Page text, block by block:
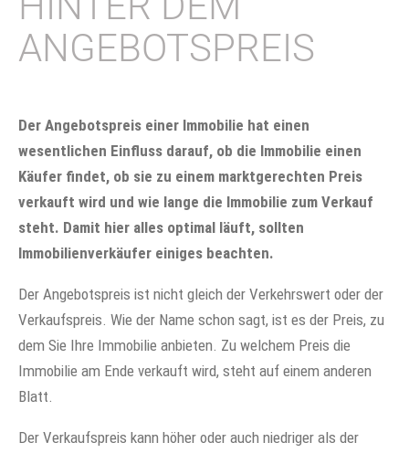
ANGEBOTSPREIS
Der Angebotspreis einer Immobilie hat einen
wesentlichen Einfluss darauf, ob die Immobilie einen
Käufer findet, ob sie zu einem marktgerechten Preis
verkauft wird und wie lange die Immobilie zum Verkauf
steht. Damit hier alles optimal läuft, sollten
Immobilienverkäufer einiges beachten.
Der Angebotspreis ist nicht gleich der Verkehrswert oder der
Verkaufspreis. Wie der Name schon sagt, ist es der Preis, zu
dem Sie Ihre Immobilie anbieten. Zu welchem Preis die
Immobilie am Ende verkauft wird, steht auf einem anderen
Blatt.
Der Verkaufspreis kann höher oder auch niedriger als der